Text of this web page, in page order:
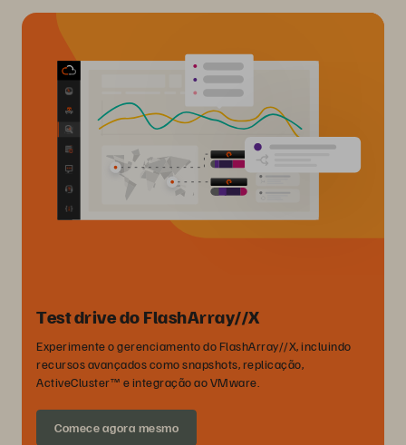
Test drive do FlashArray//X
Experimente o gerenciamento do FlashArray//X, incluindo
recursos avançados como snapshots, replicação,
ActiveCluster™ e integração ao VMware.
Comece agora mesmo